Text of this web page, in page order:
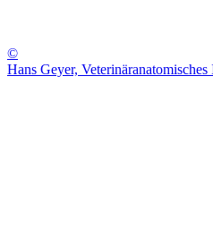
©
Hans Geyer,